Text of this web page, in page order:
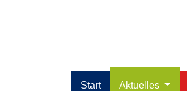
Start Aktuelles